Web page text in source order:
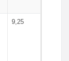
9,25